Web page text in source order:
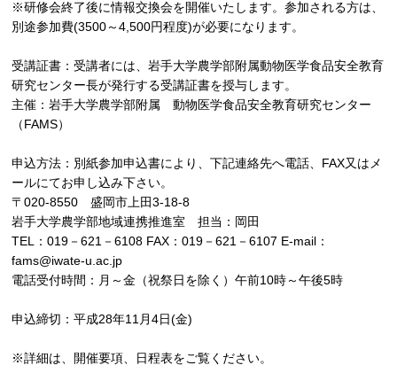
※研修会終了後に情報交換会を開催いたします。参加される方は、
別途参加費(3500～4,500円程度)が必要になります。
受講証書：受講者には、岩手大学農学部附属動物医学食品安全教育
研究センター長が発行する受講証書を授与します。
主催：岩手大学農学部附属 動物医学食品安全教育研究センター
（FAMS）
申込方法：別紙参加申込書により、下記連絡先へ電話、FAX又はメ
ールにてお申し込み下さい。
〒020-8550 盛岡市上田3-18-8
岩手大学農学部地域連携推進室 担当：岡田
TEL：019－621－6108 FAX：019－621－6107 E-mail：
fams@iwate-u.ac.jp
電話受付時間：月～金（祝祭日を除く）午前10時～午後5時
申込締切：平成28年11月4日(金)
※詳細は、開催要項、日程表をご覧ください。